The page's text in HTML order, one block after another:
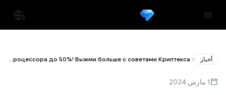
أخبار Увеличь доход процессора до 50%! Выжми больше с советами Криптекса!
1 مارس 2024